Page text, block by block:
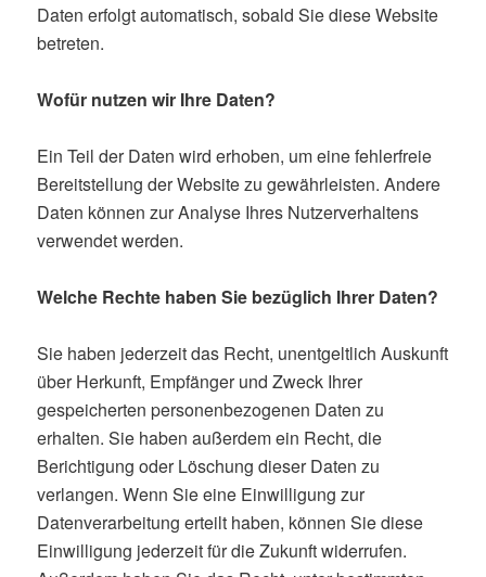
Daten erfolgt automatisch, sobald Sie diese Website
betreten.
Wofür nutzen wir Ihre Daten?
Ein Teil der Daten wird erhoben, um eine fehlerfreie
Bereitstellung der Website zu gewährleisten. Andere
Daten können zur Analyse Ihres Nutzerverhaltens
verwendet werden.
Welche Rechte haben Sie bezüglich Ihrer Daten?
Sie haben jederzeit das Recht, unentgeltlich Auskunft
über Herkunft, Empfänger und Zweck Ihrer
gespeicherten personenbezogenen Daten zu
erhalten. Sie haben außerdem ein Recht, die
Berichtigung oder Löschung dieser Daten zu
verlangen. Wenn Sie eine Einwilligung zur
Datenverarbeitung erteilt haben, können Sie diese
Einwilligung jederzeit für die Zukunft widerrufen.